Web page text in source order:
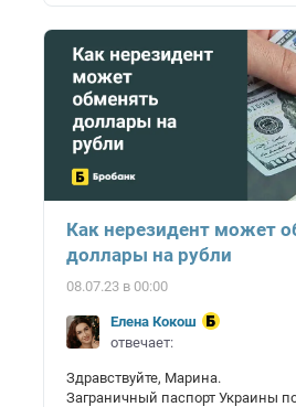
Как нерезидент может
доллары на рубли
08.07.23 в 00:00
Елена Кокош
отвечает:
Здравствуйте, Марина.
Заграничный паспорт Украины